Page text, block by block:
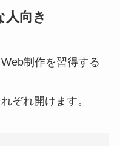
向き
制作を習得する
ぞれ開けます。